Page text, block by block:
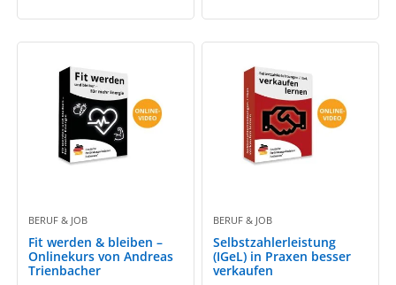
BERUF & JOB
Fit werden & bleiben –
Onlinekurs von Andreas
Trienbacher
BERUF & JOB
Selbstzahlerleistung
(IGeL) in Praxen besser
verkaufen